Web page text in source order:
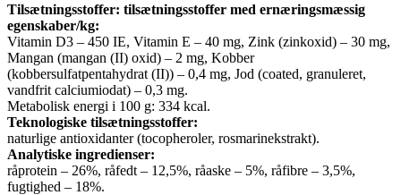
Tilsætningsstoffer: tilsætningsstoffer med ernæringsmæssig
egenskaber/kg:
Vitamin D3 – 450 IE, Vitamin E – 40 mg, Zink (zinkoxid) – 30 mg,
Mangan (mangan (II) oxid) – 2 mg, Kobber
(kobbersulfatpentahydrat (II)) – 0,4 mg, Jod (coated, granuleret,
vandfrit calciumiodat) – 0,3 mg.
Metabolisk energi i 100 g: 334 kcal.
Teknologiske tilsætningsstoffer:
naturlige antioxidanter (tocopheroler, rosmarinekstrakt).
Analytiske ingredienser:
råprotein – 26%, råfedt – 12,5%, råaske – 5%, råfibre – 3,5%,
fugtighed – 18%.